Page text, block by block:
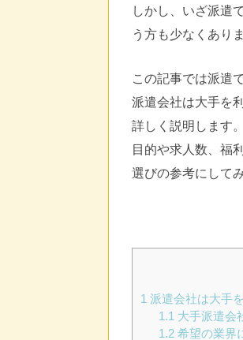
しかし、いざ派遣
う方も少なくあり
この記事では派遣
派遣会社は大手を
詳しく説明します。
目的や求人数、福
選びの参考にして
1 派遣会社は大手
1.1 大手派遣会
1.2希望の業界